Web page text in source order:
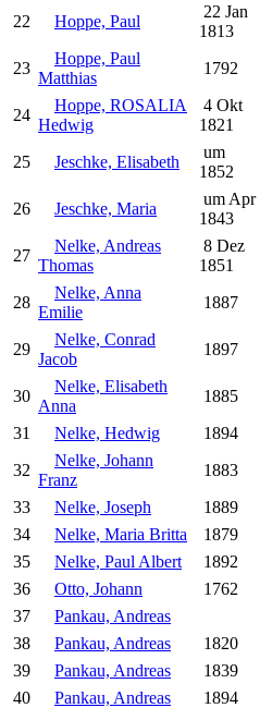
22 Hoppe, Paul
22 Jan
1813
23
Hoppe, Paul
Matthias
1792
24
Hoppe, ROSALIA
Hedwig
4 Okt
1821
25 Jeschke, Elisabeth
um
1852
26 Jeschke, Maria
um Apr
1843
27
Nelke, Andreas
Thomas
8 Dez
1851
28
Nelke, Anna
Emilie
1887
29
Nelke, Conrad
Jacob
1897
30
Nelke, Elisabeth
Anna
1885
31
Nelke, Hedwig 1894
32
Nelke, Johann
Franz
1883
33
Nelke, Joseph 1889
34
Nelke, Maria Britta 1879
35
Nelke, Paul Albert 1892
36
Otto, Johann 1762
37
Pankau, Andreas
38
Pankau, Andreas 1820
39
Pankau, Andreas 1839
40
Pankau, Andreas 1894